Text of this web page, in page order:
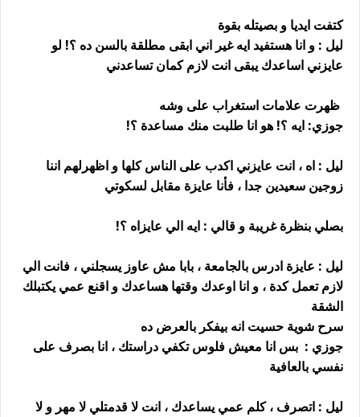
كتفت ايديا و بصيتله بقوة
ليل : و انا هستفيد ايه غير اني ابقى مطلقة بالسن ده ؟! لو
عايزني اساعدك يبقى انت لازم كمان تساعدني
ظهرت علامات استغراب على وشه
جوزي: ايه ؟! هو انا طلبت منك مساعدة ؟!
ليل : اه ، انت عايزني اكدب على الناس كلها و اظهرلهم اننا
زوجين سعيدين جدا ، فأنا عايزة مقابل لسكوتي
بصلي بنظرة غريبة و قالي : ايه الي عايزاه ؟!
ليل : عايزة ادرس بالجامعة ، بابا مش عاوز يسجلني ، فانت الي
لازم تعمل كدة ، و انا اوعدك وقتها هساعدك و اقنع عمي يكتبلك
الشقة
سرح شوية حسيت انه بيفكر بالعرض ده
جوزي : بس انا معيش فلوس تكفي دراستك ، انا بصرف على
نفسي بالعافية
ليل : اتصرف ، كلم عمي يساعدك ، انت لا قدمتلي لا مهر و لا